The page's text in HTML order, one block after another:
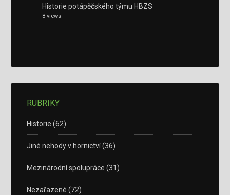
Historie potápěčského týmu HBZS
8 views
RUBRIKY
Historie (62)
Jiné nehody v hornictví(36)
Mezinárodní spolupráce (31)
Nezařazené (72)